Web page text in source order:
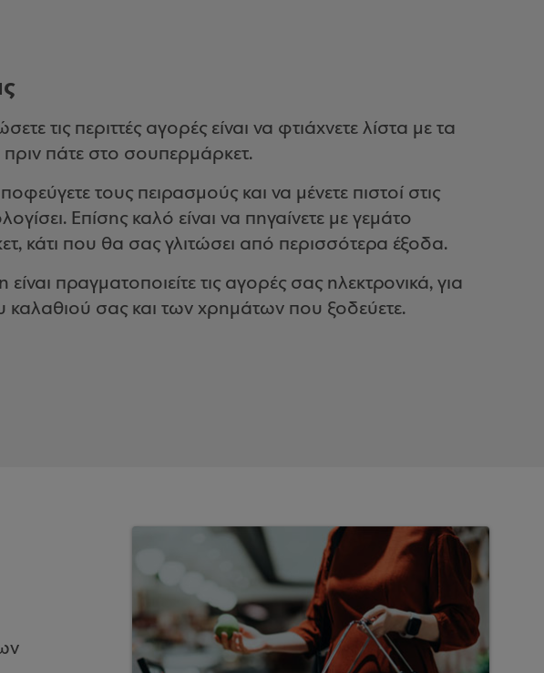
τις περιττές αγορές είναι να φτιάχνετε λίστα με τα
πριν πάτε στο σουπερμάρκετ.
τους πειρασμούς και να μένετε πιστοί στις
Επίσης καλό είναι να πηγαίνετε με γεμάτο
κάτι που θα σας γλιτώσει από περισσότερα έξοδα.
πραγματοποιείτε τις αγορές σας ηλεκτρονικά, για
καλαθιού σας και των χρημάτων που ξοδεύετε.